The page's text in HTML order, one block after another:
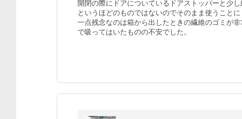
開閉の際にドアについているドアストッパーと少
というほどのものではないのでそのまま使うことに
一点残念なのは箱から出したときの繊維のゴミが
で吸ってはいたものの不安でした。